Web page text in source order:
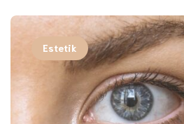
Estetik